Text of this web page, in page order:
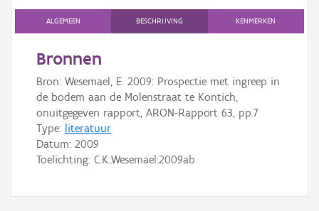
AanmeldenALGEMEEN BESCHRIJVING KENMERKEN
Bronnen
Bron: Wesemael, E. 2009: Prospectie met ingreep in
de bodem aan de Molenstraat te Kontich,
onuitgegeven rapport, ARON-Rapport 63, pp.7
Type: literatuur
Datum: 2009
Toelichting: C.K.:Wesemael:2009ab